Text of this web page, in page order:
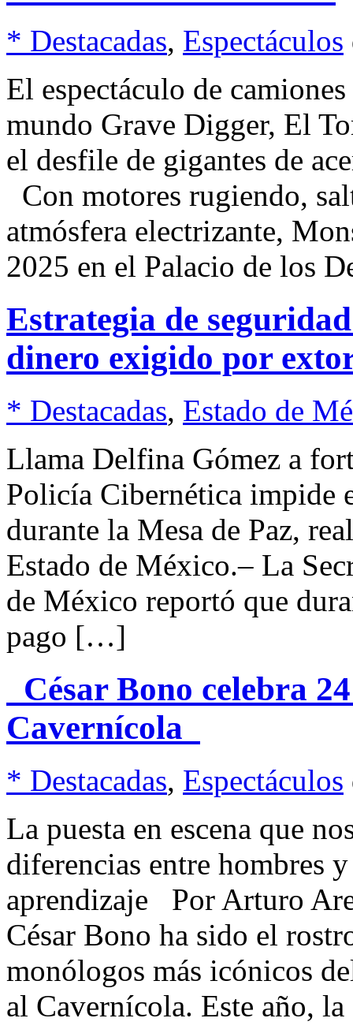
* Destacadas, Espectáculos
El espectáculo de
mundo Grave Digger, El
el desfile de gigantes de
Con motores rugiendo,
atmósfera electrizante,
2025 en el Palacio de los
Estrategia de
dinero exigido por
* Destacadas, Estado de
Llama Delfina Gómez a
Policía Cibernética impide
durante la Mesa de Paz,
Estado de México.– La
de México reportó que
pago […]
César Bono celebra
Cavernícola
* Destacadas, Espectáculos
La puesta en escena que
diferencias entre hombres
aprendizaje Por Arturo
César Bono ha sido el
monólogos más icónicos
al Cavernícola. Este año,